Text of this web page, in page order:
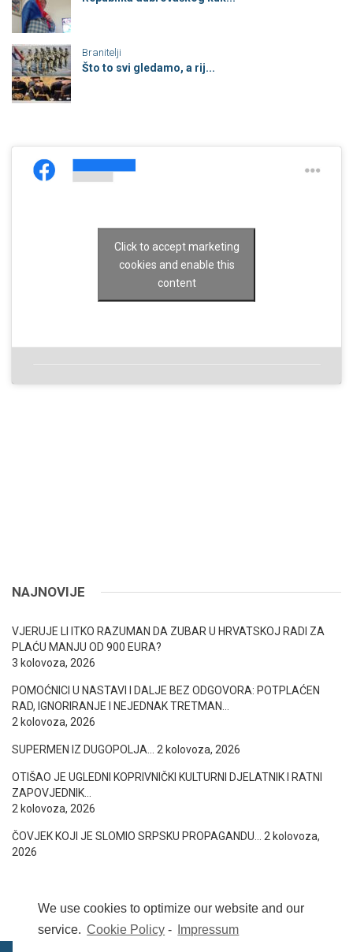
We use cookies to optimize our website and our
service. Cookie Policy - Impressum
Branitelji
Što to svi gledamo, a rij...
Click to accept marketing
cookies and enable this
content
NAJNOVIJE
VJERUJE LI ITKO RAZUMAN DA ZUBAR U HRVATSKOJ RADI ZA
PLAĆU MANJU OD 900 EURA?
3 kolovoza, 2026
POMOĆNICI U NASTAVI I DALJE BEZ ODGOVORA: POTPLAĆEN
RAD, IGNORIRANJE I NEJEDNAK TRETMAN…
2 kolovoza, 2026
SUPERMEN IZ DUGOPOLJA… 2 kolovoza, 2026
OTIŠAO JE UGLEDNI KOPRIVNIČKI KULTURNI DJELATNIK I RATNI
ZAPOVJEDNIK…
2 kolovoza, 2026
ČOVJEK KOJI JE SLOMIO SRPSKU PROPAGANDU…
2 kolovoza,
2026